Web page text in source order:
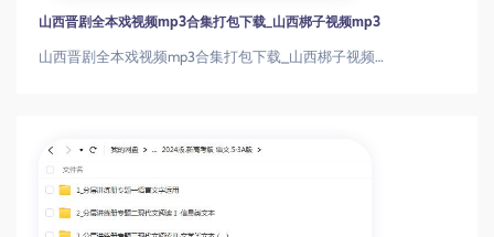
山西晋剧全本戏视频mp3合集打包下载_山西梆子视频mp3
山西晋剧全本戏视频mp3合集打包下载_山西梆子视频mp3